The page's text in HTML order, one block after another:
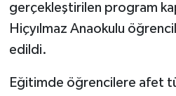
gerçekleştirilen program
Hiçyılmaz Anaokulu
edildi.
Eğitimde öğrencilere afet
BÖLGE
TÜRKİYE
DÜNYA